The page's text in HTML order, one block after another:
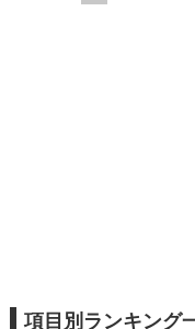
項目別ランキング